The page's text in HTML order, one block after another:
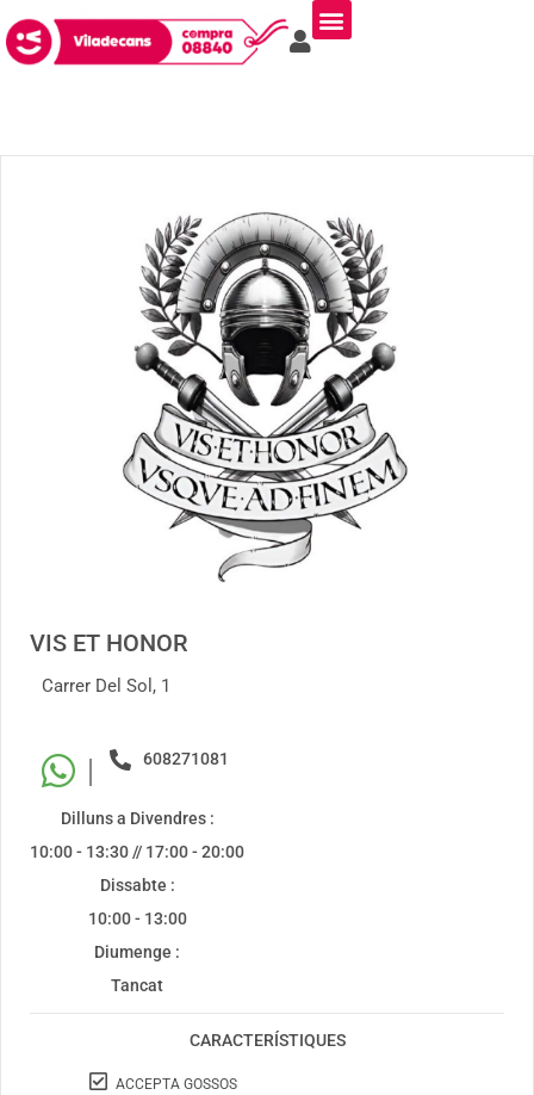
VIS ET HONOR
Carrer Del Sol, 1
| 608271081
Dilluns a Divendres :
10:00 - 13:30 // 17:00 - 20:00
Dissabte :
10:00 - 13:00
Diumenge :
Tancat
CARACTERÍSTIQUES
ACCEPTA GOSSOS